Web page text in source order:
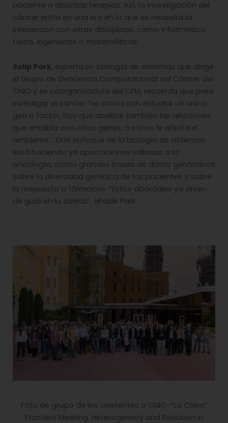
paciente a distintas terapias. Así, la investigación del
cáncer entra en una era en la que se necesita la
interacción con otras disciplinas, como informática,
física, ingenierías o matemáticas.
Solip Park, experta en biología de sistemas que dirige
el Grupo de Genómica Computacional del Cáncer del
CNIO y es coorganizadora del CFM, recuerda que para
investigar el cáncer “no basta con estudiar un único
gen o factor, hay que analizar también las relaciones
que entabla con otros genes, o cómo le afecta el
ambiente”. Este enfoque de la biología de sistemas
está haciendo ya aportaciones valiosas a la
oncología, como grandes bases de datos genómicos
sobre la diversidad genética de los pacientes y sobre
la respuesta a fármacos. “Estos abordajes ya sirven
de guía en la clínica”, añade Park.
Foto de grupo de los asistentes a CNIO-“La Caixa”
Frontiers Meeting. Heterogeneity and Evolution in